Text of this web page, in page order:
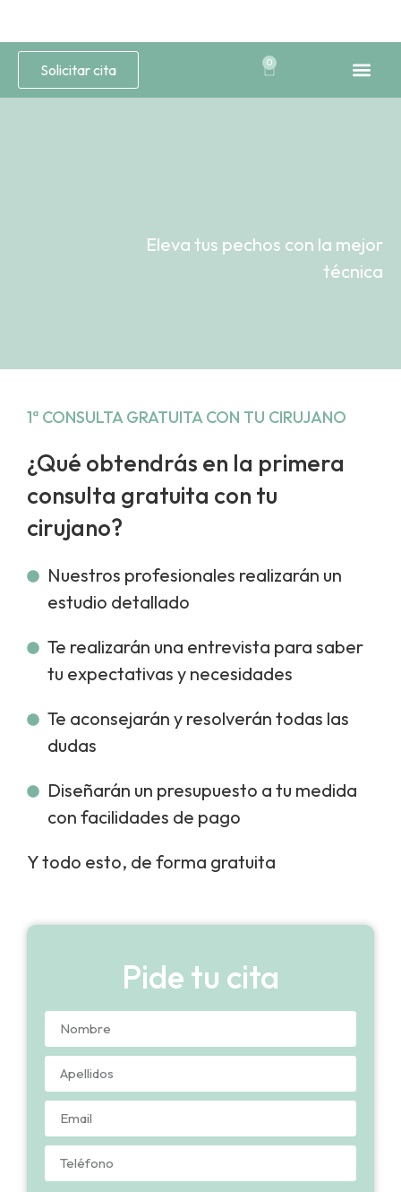
Solicitar cita 0
Eleva tus pechos con la mejor
técnica
1ª CONSULTA GRATUITA CON TU CIRUJANO
¿Qué obtendrás en la primera
consulta gratuita con tu
cirujano?
Nuestros profesionales realizarán un
estudio detallado
Te realizarán una entrevista para saber
tu expectativas y necesidades
Te aconsejarán y resolverán todas las
dudas
Diseñarán un presupuesto a tu medida
con facilidades de pago
Y todo esto, de forma gratuita
Pide tu cita